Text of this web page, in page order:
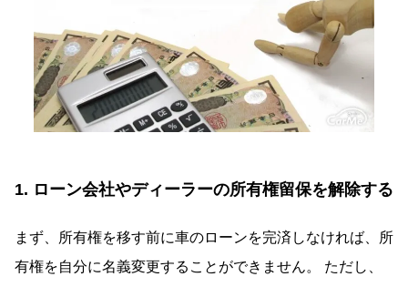
1. ローン会社やディーラーの所有権留保を解除する
まず、所有権を移す前に車のローンを完済しなければ、所
有権を自分に名義変更することができません。 ただし、